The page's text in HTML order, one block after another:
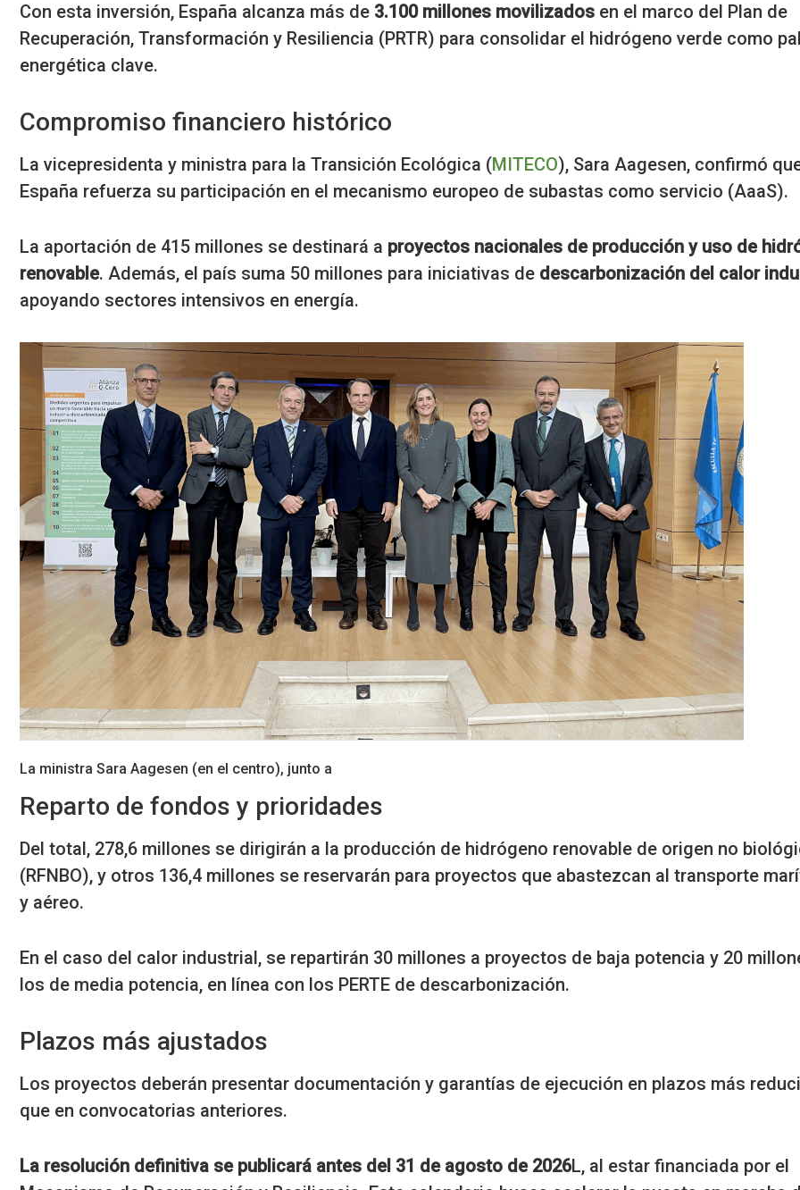
Con esta inversión, España alcanza más de 3.100 millones movilizados en el marco del Plan de
Recuperación, Transformación y Resiliencia (PRTR) para consolidar el hidrógeno verde como
energética clave.
Compromiso financiero histórico
La vicepresidenta y ministra para la Transición Ecológica (MITECO), Sara Aagesen, confirmó
España refuerza su participación en el mecanismo europeo de subastas como servicio (AaaS).
La aportación de 415 millones se destinará a proyectos nacionales de producción y uso de
renovable. Además, el país suma 50 millones para iniciativas de descarbonización del calor
apoyando sectores intensivos en energía.
La ministra Sara Aagesen (en el centro), junto a
Reparto de fondos y prioridades
Del total, 278,6 millones se dirigirán a la producción de hidrógeno renovable de origen no
(RFNBO), y otros 136,4 millones se reservarán para proyectos que abastezcan al transporte
y aéreo.
En el caso del calor industrial, se repartirán 30 millones a proyectos de baja potencia y 20
los de media potencia, en línea con los PERTE de descarbonización.
Plazos más ajustados
Los proyectos deberán presentar documentación y garantías de ejecución en plazos más
que en convocatorias anteriores.
La resolución definitiva se publicará antes del 31 de agosto de 2026L, al estar financiada por el